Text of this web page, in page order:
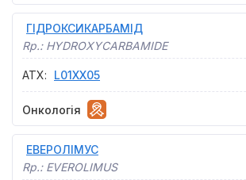
ГІДРОКСИКАРБАМІД
Rp.: HYDROXYCARBAMIDE
АТХ: L01XX05
Онкологія
ЕВЕРОЛІМУС
Rp.: EVEROLIMUS